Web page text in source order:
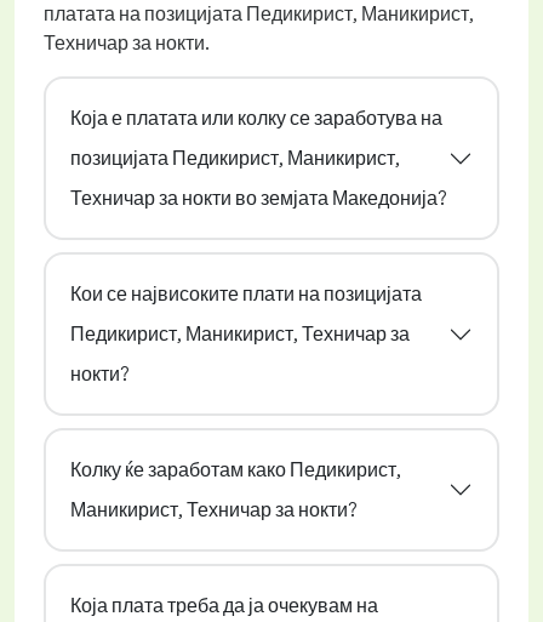
платата на позицијата Педикирист, Маникирист,
Техничар за нокти.
Која е платата или колку се заработува на
позицијата Педикирист, Маникирист,
Техничар за нокти во земјата Македонија?
Кои се највисоките плати на позицијата
Педикирист, Маникирист, Техничар за
нокти?
Колку ќе заработам како Педикирист,
Маникирист, Техничар за нокти?
Која плата треба да ја очекувам на